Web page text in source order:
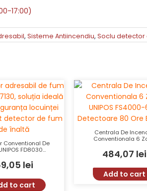
17:00)
,Sisteme Antiincendiu,Soclu
Conventional De
FD8030
EN54-7 Arie
IP43
lei
to cart
Centrala De
Conventionala 6
Detectoare 80 Ore
484,07 lei
Add to cart